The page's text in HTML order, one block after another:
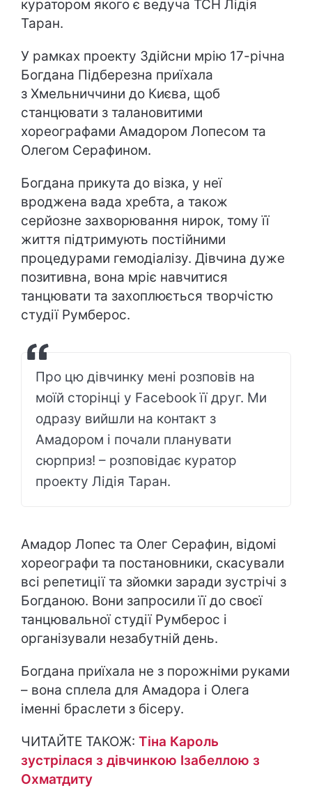
куратором якого є ведуча ТСН Лідія
Таран.
У рамках проекту Здійсни мрію 17-річна
Богдана Підберезна приїхала
з Хмельниччини до Києва, щоб
станцювати з талановитими
хореографами Амадором Лопесом та
Олегом Серафином.
Богдана прикута до візка, у неї
вроджена вада хребта, а також
серйозне захворювання нирок, тому її
життя підтримують постійними
процедурами гемодіалізу. Дівчина дуже
позитивна, вона мріє навчитися
танцювати та захоплюється творчістю
студії Румберос.
Про цю дівчинку мені розповів на
моїй сторінці у Facebook її друг. Ми
одразу вийшли на контакт з
Амадором і почали планувати
сюрприз! – розповідає куратор
проекту Лідія Таран.
Амадор Лопес та Олег Серафин, відомі
хореографи та постановники, скасували
всі репетиції та зйомки заради зустрічі з
Богданою. Вони запросили її до своєї
танцювальної студії Румберос і
організували незабутній день.
Богдана приїхала не з порожніми руками
– вона сплела для Амадора і Олега
іменні браслети з бісеру.
ЧИТАЙТЕ ТАКОЖ: Тіна Кароль
зустрілася з дівчинкою Ізабеллою з
Охматдиту